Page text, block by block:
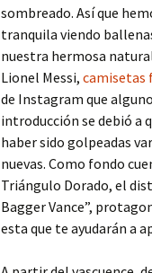
sombreado. Así que
tranquila viendo
nuestra hermosa
Lionel Messi, camisetas
de Instagram que
introducción se debió a
haber sido golpeadas
nuevas. Como fondo
Triángulo Dorado, el
Bagger Vance”,
esta que te ayudarán a